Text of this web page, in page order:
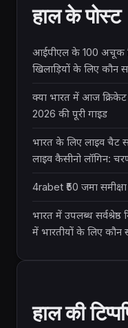
हाल के पोस्ट
आईपीएल के 100 अचूक
खिलाड़ियों के लिए कौन
क्या भारत में आज क्रिकेट
2026 की पूरी गाइड
भारत के लिए लाइव चैट
लाइव कैसीनो लॉगिन:
4rabet ₹50 जमा
भारत में उपलब्ध
में भारतीयों के लिए कौन
हाल की